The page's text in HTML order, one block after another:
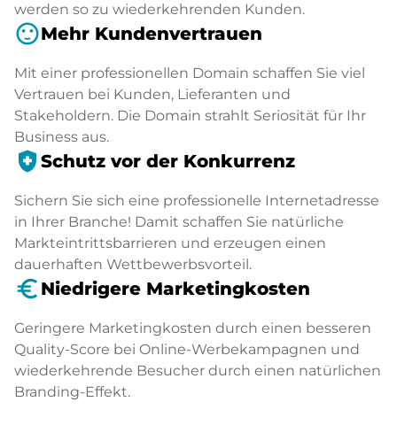
werden so zu wiederkehrenden Kunden.
sentiment_satisfiedMehr Kundenvertrauen
Mit einer professionellen Domain schaffen Sie viel
Vertrauen bei Kunden, Lieferanten und
Stakeholdern. Die Domain strahlt Seriosität für Ihr
Business aus.
health_and_safety Schutz vor der Konkurrenz
Sichern Sie sich eine professionelle Internetadresse
in Ihrer Branche! Damit schaffen Sie natürliche
Markteintrittsbarrieren und erzeugen einen
dauerhaften Wettbewerbsvorteil.
euro_symbol Niedrigere Marketingkosten
Geringere Marketingkosten durch einen besseren
Quality-Score bei Online-Werbekampagnen und
wiederkehrende Besucher durch einen natürlichen
Branding-Effekt.